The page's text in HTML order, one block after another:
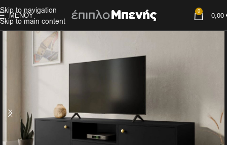
Skip to navigation
Skip to main content
ΜΕΝΟΎ 0 0,00